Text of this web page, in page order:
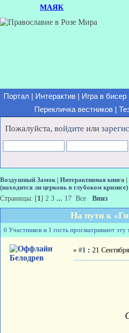
МАЯК
Портал Интерактив| Игра в бисер|
Перекличка вестников
Пожалуйста, войдите или
Воздушный Замок| Интерактивная книга
(находится ли церковь в глубоком кризисе)
Страницы: [1] 2 3 ... 17 Все Вниз
На пути к
0 Участников и 1 гость просматривают эту
Белодрев
« #1 : 21